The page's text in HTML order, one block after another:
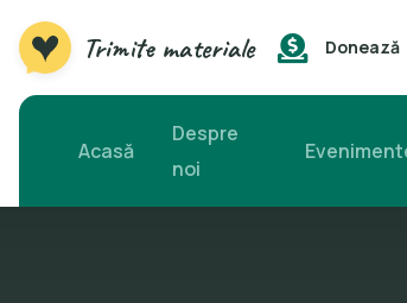
Trimite materiale Donează
Acasă
Despre
noi